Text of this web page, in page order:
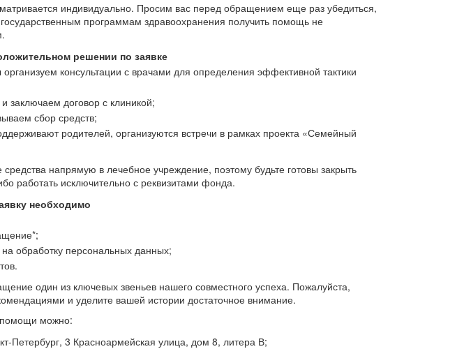
индивидуально. Просим вас перед обращением еще раз убедиться,
программам здравоохранения получить помощь не
решении по заявке
консультации с врачами для определения эффективной тактики
заключаем договор с клиникой;
сбор средств;
родителей, организуются встречи в рамках проекта «Семейный
напрямую в лечебное учреждение, поэтому будьте готовы закрыть
работать исключительно с реквизитами фонда.
необходимо
обработку персональных данных;
один из ключевых звеньев нашего совместного успеха. Пожалуйста,
и уделите вашей истории достаточное внимание.
помощи можно:
Петербург, 3 Красноармейская улица, дом 8, литера В;